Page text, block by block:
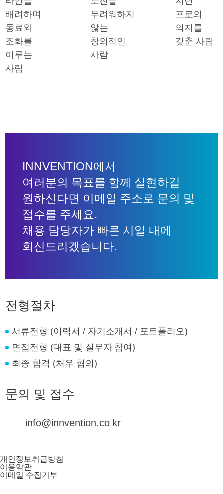
배려하며
동료와
조화를
이루는
사람
두려워하지
않는
창의적인
사람
프로의
의지를
갖춘 사람
INNVENTION에서
여러분의 목표를 함께 실현하길
원하신다면 이메일 주소로 문의 및
접수를 주세요.
채용 담당자가 빠른 시일 내에
회신드리겠습니다.
전형절차
서류전형 (이력서 / 자기소개서 / 포트폴리오)
면접전형 (대표 및 실무자 참여)
최종 합격 (처우 협의)
문의 및 접수
info@innvention.co.kr
개인정보취급방침
이용약관
이메일 수집거부